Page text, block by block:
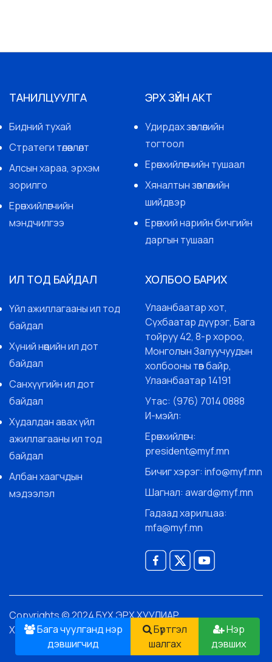
Бага чуулганд нэр
дэвшигчид
Бүртгэл
шалгах
Нэр
дэвших
ТАНИЛЦУУЛГА
Бидний тухай
Стратеги төлөвлөлт
Алсын хараа, эрхэм
зорилго
Ерөнхийлөгчийн
мэндчилгээ
ЭРХ ЗҮЙН АКТ
Удирдах зөвлөлийн
тогтоол
Ерөнхийлөгчийн тушаал
Хяналтын зөвлөлийн
шийдвэр
Ерөнхий нарийн бичгийн
даргын тушаал
ИЛ ТОД БАЙДАЛ
Үйл ажиллагааны ил тод
байдал
Хүний нөөцийн ил дот
байдал
Санхүүгийн ил дот
байдал
Худалдан авах үйл
ажиллагааны ил тод
байдал
Албан хаагчдын
мэдээлэл
ХОЛБОО БАРИХ
Улаанбаатар хот,
Сүхбаатар дүүрэг, Бага
тойруу 42, 8-р хороо,
Монголын Залуучуудын
холбооны төв байр,
Улаанбаатар 14191
Утас: (976) 7014 0888
И-мэйл:
Ерөнхийлөгч:
president@myf.mn
Бичиг хэрэг: info@myf.mn
Шагнал: award@myf.mn
Гадаад харилцаа:
mfa@myf.mn
Copyrights © 2024 БҮХ ЭРХ ХУУЛИАР
ХАМГААЛАГДСАН.